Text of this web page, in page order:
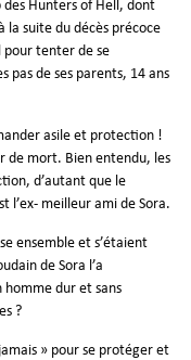
des Hunters of Hell, dont
la suite du décès précoce
pour tenter de se
pas de ses parents, 14 ans
asile et protection !
de mort. Bien entendu, les
d’autant que le
l’ex- meilleur ami de Sora.
ensemble et s’étaient
de Sora l’a
dur et sans
?
» pour se protéger et